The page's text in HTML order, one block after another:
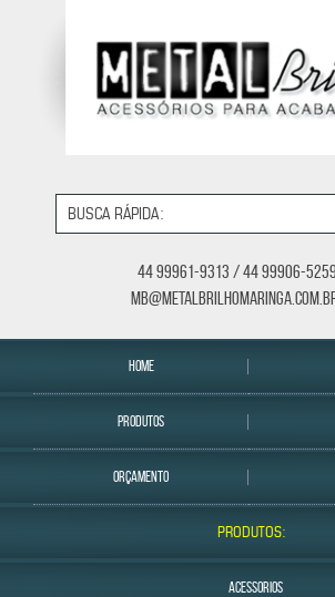
44 99961-9313 / 44 99906-5259
HOME
PRODUTOS
ORÇAMENTO
PRODUTOS:
ACESSORIOS